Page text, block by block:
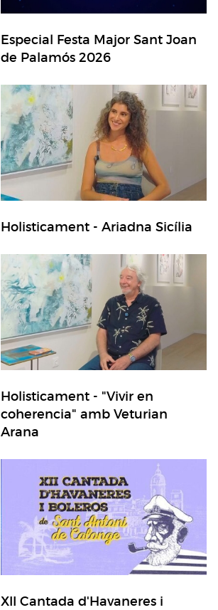
Especial Festa Major Sant Joan
de Palamós 2026
Holisticament - Ariadna Sicília
Holisticament - "Vivir en
coherencia" amb Veturian
Arana
XII Cantada d'Havaneres i